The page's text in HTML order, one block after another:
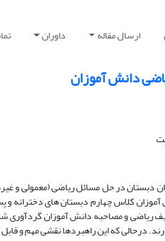
ارسال مقاله داوران
دانش آموزان
در حل مسائل ریاضی (معمولی و
شهرستان فسا بوده که از این جامعه 36 نفر از دانش آموزان
ریاضی و مصاحبه دانش آموزان گردآوری
درحالی که این راهبردها نقشی مهم و